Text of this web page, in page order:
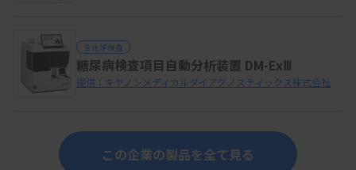
生化学検査
糖尿病検査項目自動分析装置 DM-ExⅢ
提供：キヤノンメディカルダイアグノスティックス株式会社
この企業の製品を全て見る